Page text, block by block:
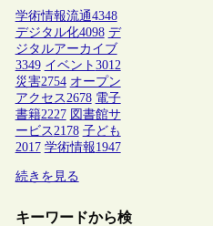
学術情報流通4348
デジタル化4098 デ
ジタルアーカイブ
3349 イベント 3012
災害2754 オープン
アクセス 2678 電子
書籍2227 図書館サ
ービス 2178 子ども
2017 学術情報1947
続きを見る
キーワードから検